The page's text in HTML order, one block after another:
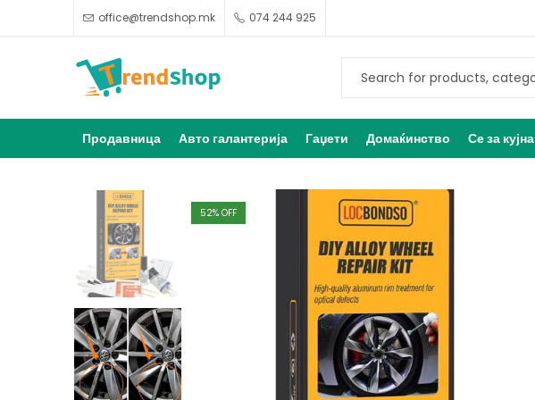
office@trendshop.mk 074 244 925
Продавница Авто галантерија Гаџети Домаќинство Се за кујна
52% OFF